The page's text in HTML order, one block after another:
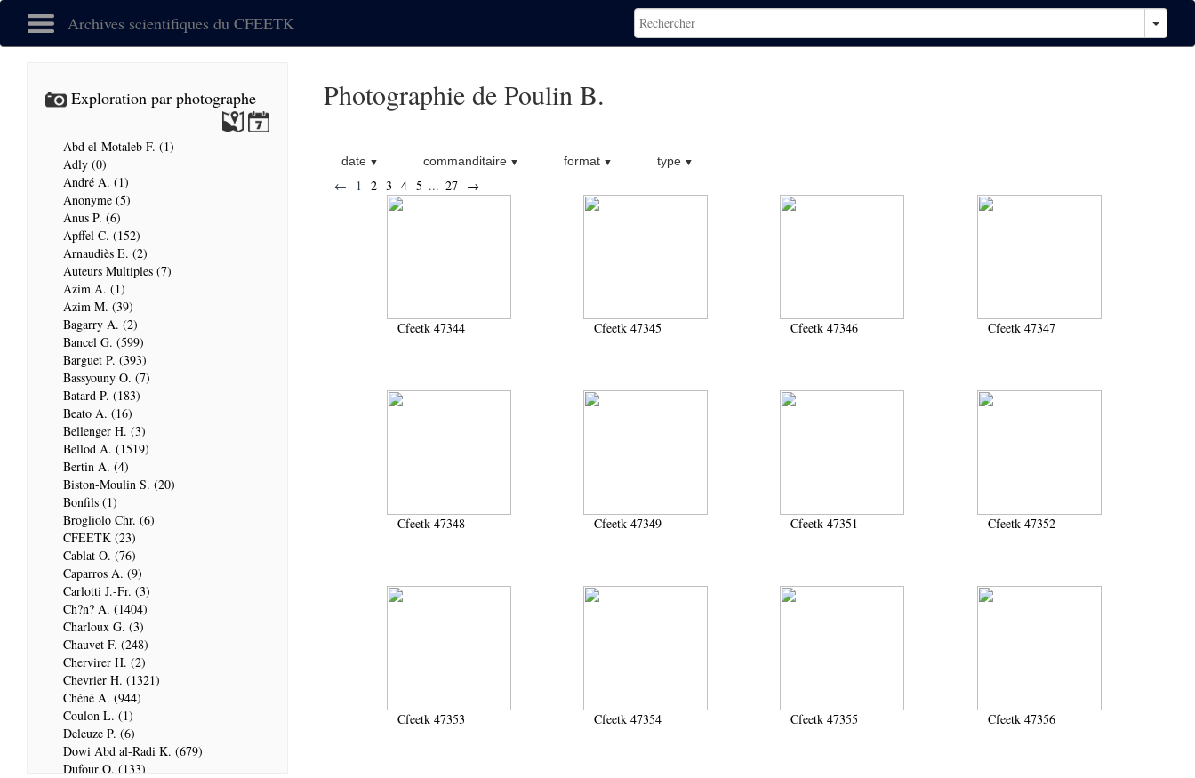
Archives scientifiques du CFEETK
Exploration par photographe
Abd el-Motaleb F. (1)
Adly (0)
André A. (1)
Anonyme (5)
Anus P. (6)
Apffel C. (152)
Arnaudiès E. (2)
Auteurs Multiples (7)
Azim A. (1)
Azim M. (39)
Bagarry A. (2)
Bancel G. (599)
Barguet P. (393)
Bassyouny O. (7)
Batard P. (183)
Beato A. (16)
Bellenger H. (3)
Bellod A. (1519)
Bertin A. (4)
Biston-Moulin S. (20)
Bonfils (1)
Brogliolo Chr. (6)
CFEETK (23)
Cablat O. (76)
Caparros A. (9)
Carlotti J.-Fr. (3)
Ch?n? A. (1404)
Charloux G. (3)
Chauvet F. (248)
Chervirer H. (2)
Chevrier H. (1321)
Chéné A. (944)
Coulon L. (1)
Deleuze P. (6)
Dowi Abd al-Radi K. (679)
Dufour Q. (133)
Photographie de Poulin B.
date commanditaire format type
← 1 2 3 4 5 ... 27 →
Cfeetk 47344 Cfeetk 47345 Cfeetk 47346 Cfeetk 47347
Cfeetk 47348 Cfeetk 47349 Cfeetk 47351 Cfeetk 47352
Cfeetk 47353 Cfeetk 47354 Cfeetk 47355 Cfeetk 47356